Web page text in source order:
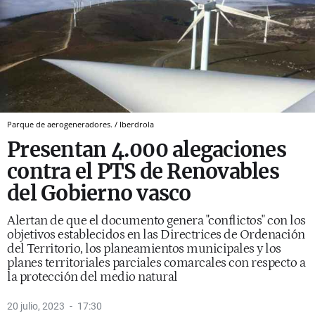
Parque de aerogeneradores. / Iberdrola
Presentan 4.000 alegaciones
contra el PTS de Renovables
del Gobierno vasco
Alertan de que el documento genera "conflictos" con los
objetivos establecidos en las Directrices de Ordenación
del Territorio, los planeamientos municipales y los
planes territoriales parciales comarcales con respecto a
la protección del medio natural
20 julio, 2023 17:30